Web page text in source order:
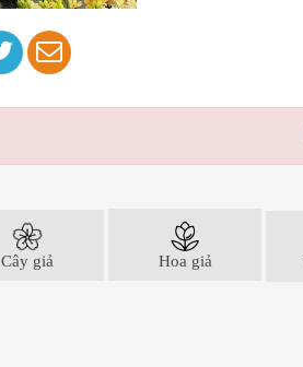
Cây giả Hoa giả